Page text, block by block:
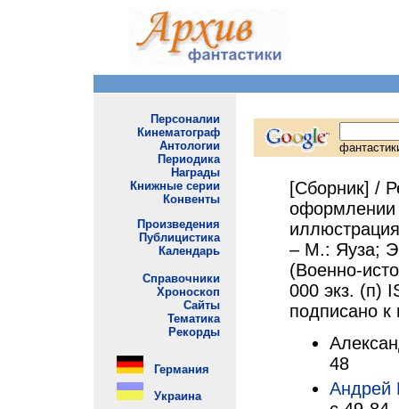
[Сборник] /
оформлении
– М.: Яуза;
(Военно-
000 экз. (п)
подписано к
48
Андрей